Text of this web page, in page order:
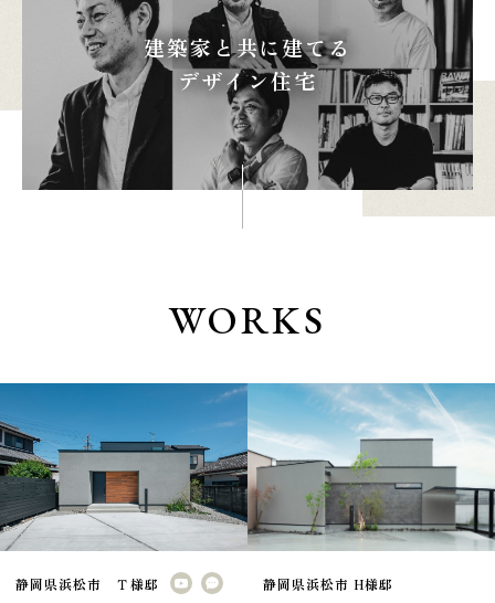
本社
053-488-5127
10:00〜19:00 水曜定休
浜松店
053-430-5123
10:00〜19:00 水曜定休
建築家と共に建てる
デザイン住宅
WORKS
静岡県浜松市 Ｔ様邸 静岡県浜松市 H様邸